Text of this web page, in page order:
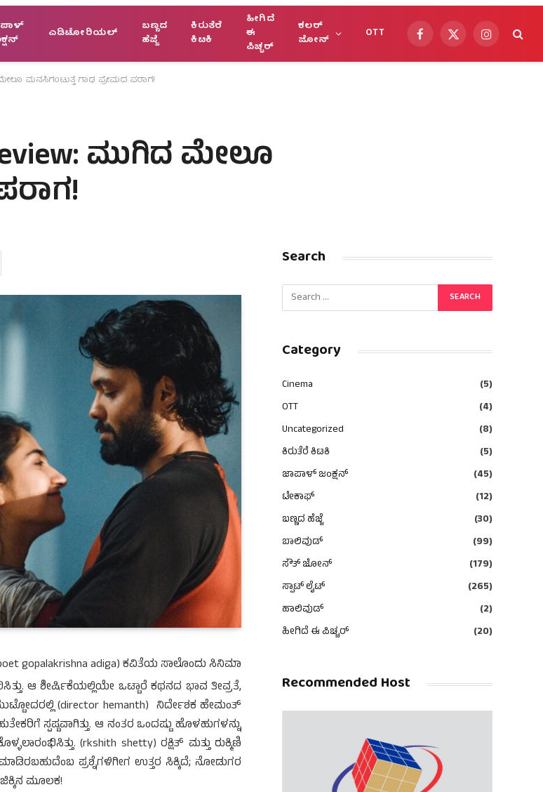
ಎಡಿಟೋರಿಯಲ್
ಬಣ್ಣದ
ಹೆಜ್ಜೆ
ಕಿರುತೆರೆ
ಕಿಟಕಿ
ಹೀಗಿದೆ
ಈ
ಪಿಚ್ಚರ್
ಕಲರ್
ಜೋನ್
OTT Facebook
X
Instagram
ಮೇಲೂ ಮನಸಿಗಂಟುತ್ತೆ ಗಾಢ ಪ್ರೇಮದ ಪರಾಗ!
review: ಮುಗಿದ ಮೇಲೂ
gopalakrishna adiga) ಕವಿತೆಯ ಸಾಲೊಂದು ಸಿನಿಮಾ
ಆ ಶೀರ್ಷಿಕೆಯಲ್ಲಿಯೇ ಒಟ್ಟಾರೆ ಕಥನದ ಭಾವ ತೀವ್ರತೆ,
(director hemanth) ನಿರ್ದೇಶಕ ಹೇಮಂತ್
ಸ್ಪಷ್ಟವಾಗಿತ್ತು. ಆ ನಂತರ ಒಂದಷ್ಟು ಹೊಳಹುಗಳನ್ನು
(rkshith shetty) ರಕ್ಷಿತ್ ಮತ್ತು ರುಕ್ಮಿಣಿ
ಪ್ರಶ್ನೆಗಳಿಗೀಗ ಉತ್ತರ ಸಿಕ್ಕಿದೆ; ನೋಡುಗರ
ಮೂಲಕ!
Search
Category
Cinema
(5)
OTT
(4)
Uncategorized
(8)
ಕಿರುತೆರೆ ಕಿಟಕಿ
(5)
ಜಾಪಾಳ್ ಜಂಕ್ಷನ್
(45)
ಟೇಕಾಫ್
(12)
ಬಣ್ಣದ ಹೆಜ್ಜೆ
(30)
ಬಾಲಿವುಡ್
(99)
ಸೌತ್ ಜೋನ್
(179)
ಸ್ಪಾಟ್ ಲೈಟ್
(265)
ಹಾಲಿವುಡ್
(2)
ಹೀಗಿದೆ ಈ ಪಿಚ್ಚರ್
(20)
Recommended Host